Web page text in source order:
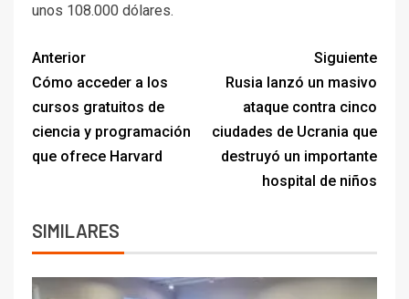
unos 108.000 dólares.
Anterior
Cómo acceder a los
cursos gratuitos de
ciencia y programación
que ofrece Harvard
Siguiente
Rusia lanzó un masivo
ataque contra cinco
ciudades de Ucrania que
destruyó un importante
hospital de niños
SIMILARES